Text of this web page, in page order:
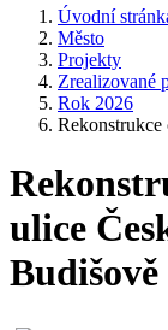
Úvodní
Město
Projekty
Zrealizované
Rok 2026
ulice